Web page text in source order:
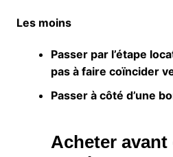
Les moins
Passer par l’étape
pas à faire coïncider
Passer à côté d’une
Acheter avant